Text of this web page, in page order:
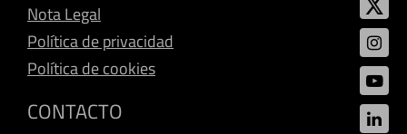
Nota Legal
Política de privacidad
Política de cookies
CONTACTO